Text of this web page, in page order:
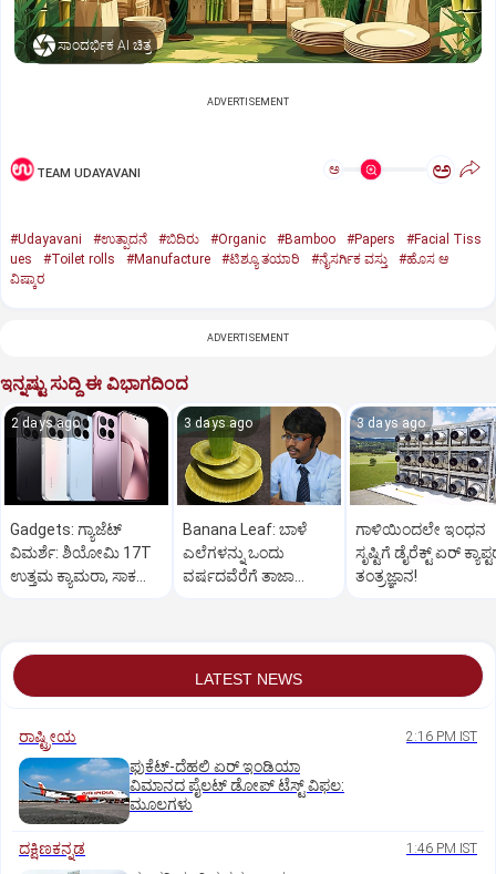
ಸಾಂದರ್ಭಿಕ AI ಚಿತ್ರ
ADVERTISEMENT
TEAM UDAYAVANI ಅ ಅ
#Udayavani #ಉತ್ಪಾದನೆ #ಬಿದಿರು #Organic #Bamboo #Papers
#Facial Tiss
ues
#Toilet rolls #Manufacture #ಟಿಶ್ಯೂ ತಯಾರಿ #ನೈಸರ್ಗಿಕ ವಸ್ತು
#ಹೊಸ ಆ
ವಿಷ್ಕಾರ
ADVERTISEMENT
ಇನ್ನಷ್ಟು ಸುದ್ದಿ ಈ ವಿಭಾಗದಿಂದ
2 days ago
Gadgets: ಗ್ಯಾಜೆಟ್
ವಿಮರ್ಶೆ: ಶಿಯೋಮಿ 17T
ಉತ್ತಮ ಕ್ಯಾಮರಾ, ಸಾಕಷ್ಟು
3 days ago
Banana Leaf: ಬಾಳೆ
ಎಲೆಗಳನ್ನು ಒಂದು
ವರ್ಷದವೆರೆಗೆ ತಾಜಾ
3 days ago
ಗಾಳಿಯಿಂದಲೇ ಇಂಧನ
ಸೃಷ್ಟಿಗೆ ಡೈರೆಕ್ಟ್ ಏರ್‌
ತಂತ್ರಜ್ಞಾನ!
LATEST NEWS
ರಾಷ್ಟ್ರೀಯ 2:16 PM IST
ಫುಕೆಟ್‌-ದೆಹಲಿ ಏರ್‌ ಇಂಡಿಯಾ
ವಿಮಾನದ ಪೈಲಟ್‌ ಡೋಪ್‌ ಟೆಸ್ಟ್‌ ವಿಫಲ:
ಮೂಲಗಳು
ದಕ್ಷಿಣಕನ್ನಡ 1:46 PM IST